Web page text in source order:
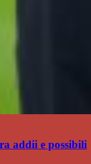
addii e possibili